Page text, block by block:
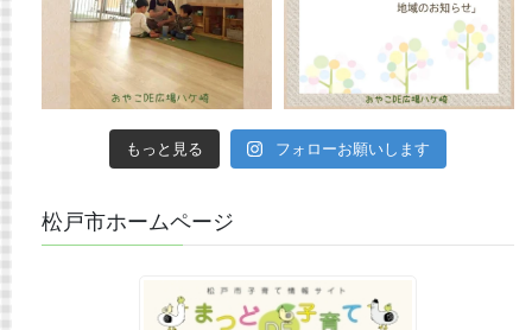
もっと見る フォローお願いします
松戸市ホームページ